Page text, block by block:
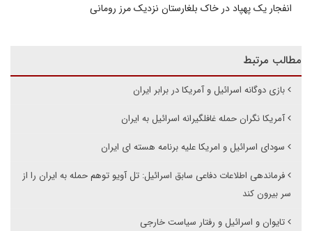
انفجار یک پهپاد در خاک بلغارستان نزدیک مرز رومانی
مطالب مرتبط
بازی دوگانه اسرائیل و آمریکا در برابر ایران
آمریکا نگران حمله غافلگیرانه اسرائیل به ایران
سودای اسرائیل و امریکا علیه برنامه هسته ای ایران
فرماندهی اطلاعات دفاعی سابق اسرائیل: تل آویو توهم حمله به ایران را از
سر بیرون کند
تایوان و اسرائیل و رفتار سیاست خارجی